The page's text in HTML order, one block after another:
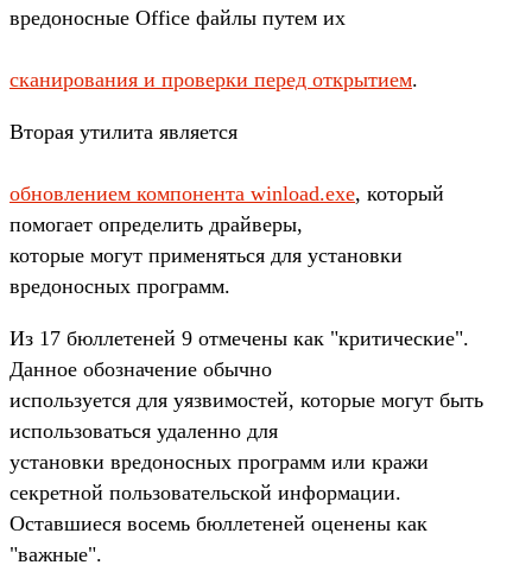
вредоносные Office файлы путем их
сканирования и проверки перед открытием.
Вторая утилита является
обновлением компонента winload.exe, который
помогает определить драйверы,
которые могут применяться для установки
вредоносных программ.
Из 17 бюллетеней 9 отмечены как "критические".
Данное обозначение обычно
используется для уязвимостей, которые могут быть
использоваться удаленно для
установки вредоносных программ или кражи
секретной пользовательской информации.
Оставшиеся восемь бюллетеней оценены как
"важные".